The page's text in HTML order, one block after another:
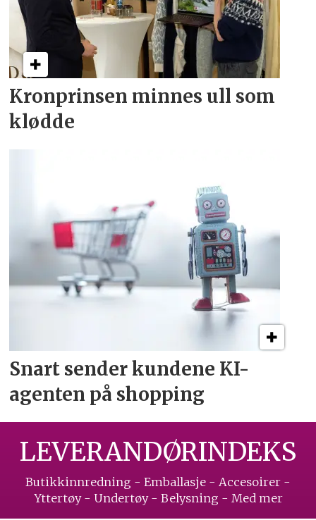
Kronprinsen minnes ull som
klødde
Snart sender kundene KI-
agenten på shopping
LEVERANDØRINDEKS
Butikkinnredning - Emballasje - Accesoirer -
Yttertøy - Undertøy - Belysning - Med mer